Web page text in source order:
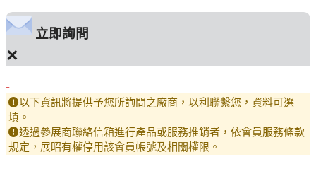
立即詢問
×
-
以下資訊將提供予您所詢問之廠商，以利聯繫您，資料可選
填。
透過參展商聯絡信箱進行產品或服務推銷者，依會員服務條款
規定，展昭有權停用該會員帳號及相關權限。